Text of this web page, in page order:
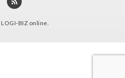
LOGI-BIZ online.